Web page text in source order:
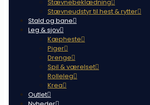
Stævnebeklædning
Stævneudstyr til hest & rytter
Stald og bane
Leg & sjov
Kæpheste
Piger
Drenge
Spil & værelset
Rolleleg
Krea
Outlet